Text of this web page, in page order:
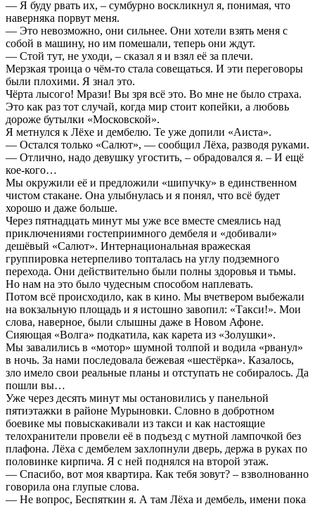
— Я буду рвать их, – сумбурно воскликнул я, понимая, что
наверняка порвут меня.
— Это невозможно, они сильнее. Они хотели взять меня с
собой в машину, но им помешали, теперь они ждут.
— Стой тут, не уходи, – сказал я и взял её за плечи.
Мерзкая троица о чём-то стала совещаться. И эти переговоры
были плохими. Я знал это.
Чёрта лысого! Мрази! Вы зря всё это. Во мне не было страха.
Это как раз тот случай, когда мир стоит копейки, а любовь
дороже бутылки «Московской».
Я метнулся к Лёхе и дембелю. Те уже допили «Аиста».
— Остался только «Салют», — сообщил Лёха, разводя руками.
— Отлично, надо девушку угостить, – обрадовался я. – И ещё
кое-кого…
Мы окружили её и предложили «шипучку» в единственном
чистом стакане. Она улыбнулась и я понял, что всё будет
хорошо и даже больше.
Через пятнадцать минут мы уже все вместе смеялись над
приключениями гостеприимного дембеля и «добивали»
дешёвый «Салют». Интернациональная вражеская
группировка нетерпеливо топталась на углу подземного
перехода. Они действительно были полны здоровья и тьмы.
Но нам на это было чудесным способом наплевать.
Потом всё происходило, как в кино. Мы вчетвером выбежали
на вокзальную площадь и я истошно завопил: «Такси!». Мои
слова, наверное, были слышны даже в Новом Афоне.
Сияющая «Волга» подкатила, как карета из «Золушки».
Мы завалились в «мотор» шумной толпой и водила «рванул»
в ночь. За нами последовала бежевая «шестёрка». Казалось,
зло имело свои реальные планы и отступать не собиралось. Да
пошли вы…
Уже через десять минут мы остановились у панельной
пятиэтажки в районе Мурыновки. Словно в добротном
боевике мы повыскакивали из такси и как настоящие
телохранители провели её в подъезд с мутной лампочкой без
плафона. Лёха с дембелем захлопнули дверь, держа в руках по
половинке кирпича. Я с ней поднялся на второй этаж.
— Спасибо, вот моя квартира. Как тебя зовут? – взволнованно
говорила она глупые слова.
— Не вопрос, Беспяткин я. А там Лёха и дембель, имени пока